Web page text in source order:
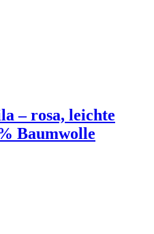
– rosa, leichte
Baumwolle